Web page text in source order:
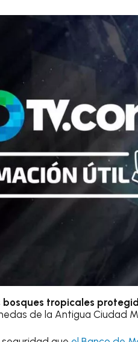
bosques tropicales
de la Antigua Ciudad